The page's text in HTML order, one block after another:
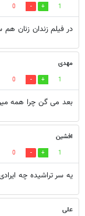
1
0
در فیلم زندان زنان
مهدی
1
0
بعد می گن چرا همه
افشین
1
0
یه سر تراشیده چه
علی